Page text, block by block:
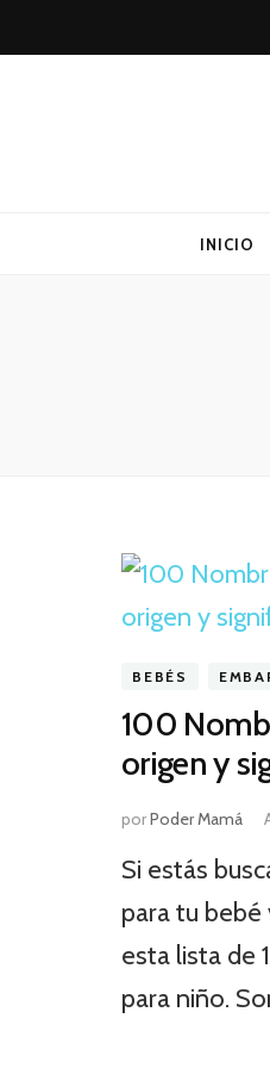
INICIO
BEBÉS
100
origen y
porPoder Mamá
Si estás
para tu
esta lista de
para niño.